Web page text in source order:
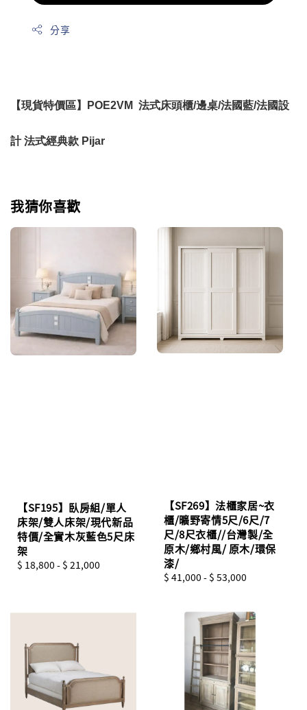
分享
【現貨特價區】POE2VM 法式床頭櫃/邊桌/法國藍/法國設
計 法式經典款 Pijar
我猜你喜歡
【SF195】臥房組/單人
床架/雙人床架/現代新品
特價/全實木灰藍色5尺床
架
Regular
$ 18,800 - $ 21,000
【SF269】法櫃家居~衣
櫃/曠野寄情5尺/6尺/7
尺/8尺衣櫃//台灣製/全
原木/鄉村風/ 原木/環保
漆/
Regular
$ 41,000 - $ 53,000